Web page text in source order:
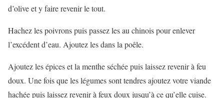
d’olive et y faire revenir le tout.
Hachez les poivrons puis passez les au chinois pour enlever
l’excédent d’eau. Ajoutez les dans la poêle.
Ajoutez les épices et la menthe séchée puis laissez revenir à feu
doux. Une fois que les légumes sont tendres ajoutez votre viande
hachée puis laissez revenir à feux doux jusqu’à ce qu’elle cuise.